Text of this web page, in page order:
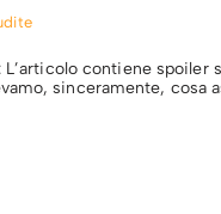
L’articolo contiene
sinceramente, cosa